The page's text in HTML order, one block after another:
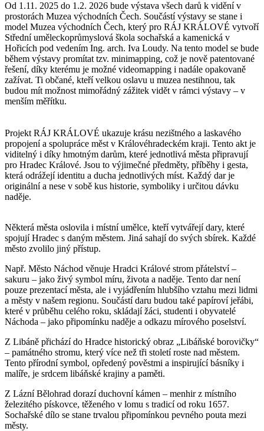
Od 1.11. 2025 do 1.2. 2026 bude výstava všech darů k vidění v
prostorách Muzea východních Čech. Součástí výstavy se stane i
model Muzea východních Čech, který pro RÁJ KRÁLOVÉ vytvoří
Střední uměleckoprůmyslová škola sochařská a kamenická v
Hořicích pod vedením Ing. arch. Iva Loudy. Na tento model se bude
během výstavy promítat tzv. minimapping, což je nově patentované
řešení, díky kterému je možné videomapping i nadále opakovaně
zažívat. Ti občané, kteří velkou oslavu u muzea nestihnou, tak
budou mít možnost mimořádný zážitek vidět v rámci výstavy – v
menším měřítku.
Projekt RÁJ KRÁLOVÉ ukazuje krásu nezištného a laskavého
propojení a spolupráce měst v Královéhradeckém kraji. Tento akt je
viditelný i díky hmotným darům, které jednotlivá města připravují
pro Hradec Králové. Jsou to výjimečné předměty, příběhy i gesta,
která odrážejí identitu a ducha jednotlivých míst. Každý dar je
originální a nese v sobě kus historie, symboliky i určitou dávku
naděje.
Některá města oslovila i místní umělce, kteří vytvářejí dary, které
spojují Hradec s daným městem. Jiná sahají do svých sbírek. Každé
město zvolilo jiný přístup.
Např. Město Náchod věnuje Hradci Králové strom přátelství –
sakuru – jako živý symbol míru, života a naděje. Tento dar není
pouze prezentací města, ale i vyjádřením hlubšího vztahu mezi lidmi
a městy v našem regionu. Součástí daru budou také papíroví jeřábi,
které v průběhu celého roku, skládají žáci, studenti i obyvatelé
Náchoda – jako připomínku naděje a odkazu mírového poselství.
Z Libáně přichází do Hradce historický obraz „Libáňské borovičky“
– památného stromu, který více než tři století roste nad městem.
Tento přírodní symbol, opředený pověstmi a inspirující básníky i
malíře, je srdcem libáňské krajiny a paměti.
Z Lázní Bělohrad dorazí duchovní kámen – menhir z místního
železitého pískovce, těženého v lomu s tradicí od roku 1657.
Sochařské dílo se stane trvalou připomínkou pevného pouta mezi
městy.